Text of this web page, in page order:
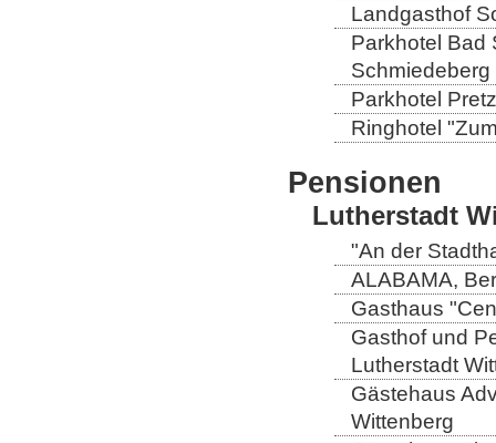
Landgasthof
Parkhotel Bad
Schmiedeberg
Parkhotel
Ringhotel
Pensionen
Lutherstadt
"An der
ALABAMA,
Gasthaus
Gasthof und
Lutherstadt
Gästehaus
Wittenberg